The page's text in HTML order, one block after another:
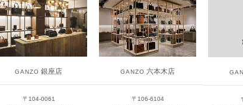
GANZO 銀座店
〒104-0061
GANZO 六本木店
〒106-6104